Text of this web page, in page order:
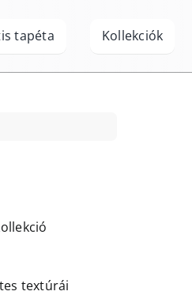
tapéta Kollekciók
textúrái